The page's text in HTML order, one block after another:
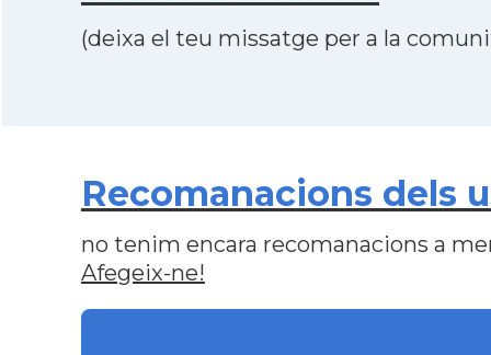
(deixa el teu missatge per a la
Recomanacions dels
no tenim encara recomanacions a
Afegeix-ne!